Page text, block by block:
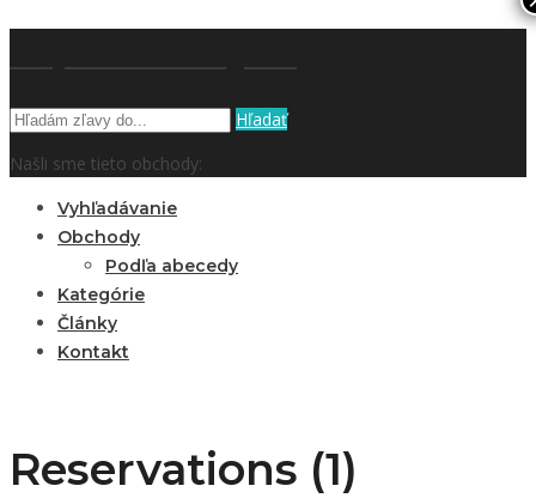
Hľadať
Našli sme tieto obchody:
Vyhľadávanie
Obchody
Podľa abecedy
Kategórie
Články
Kontakt
Reservations (1)